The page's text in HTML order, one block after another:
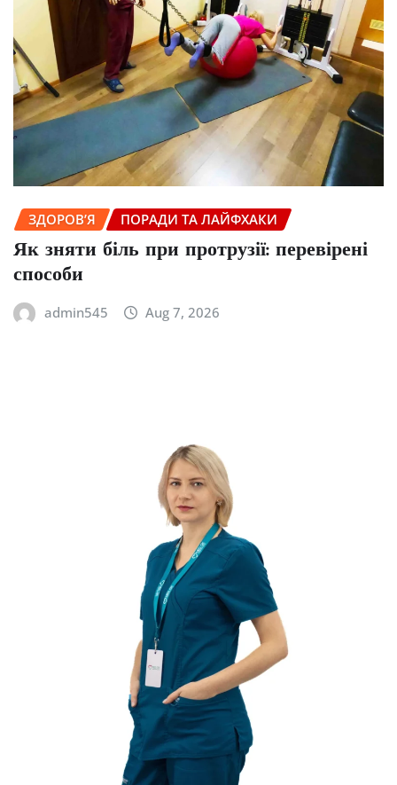
ЗДОРОВ’Я ПОРАДИ ТА ЛАЙФХАКИ
Як зняти біль при протрузії: перевірені
способи
admin545 Aug 7, 2026